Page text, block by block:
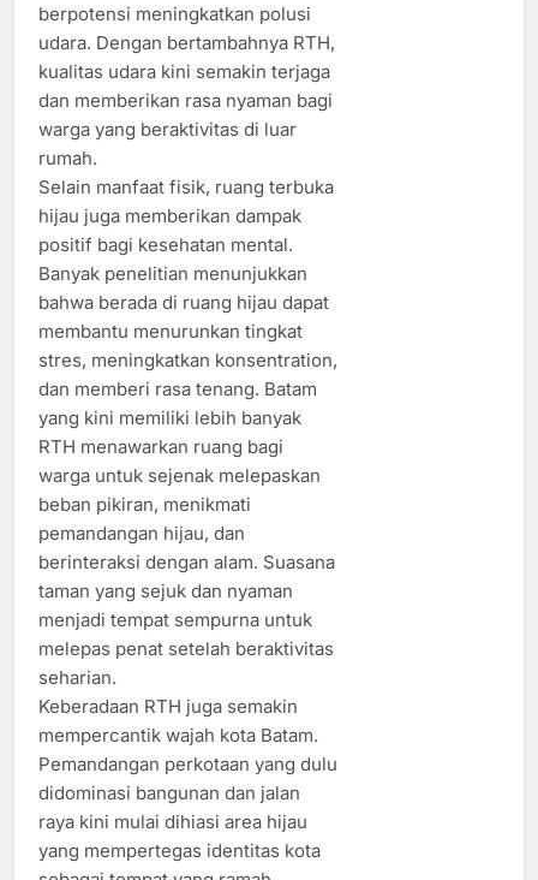
berpotensi meningkatkan polusi
udara. Dengan bertambahnya RTH,
kualitas udara kini semakin terjaga
dan memberikan rasa nyaman bagi
warga yang beraktivitas di luar
rumah.
Selain manfaat fisik, ruang terbuka
hijau juga memberikan dampak
positif bagi kesehatan mental.
Banyak penelitian menunjukkan
bahwa berada di ruang hijau dapat
membantu menurunkan tingkat
stres, meningkatkan konsentration,
dan memberi rasa tenang. Batam
yang kini memiliki lebih banyak
RTH menawarkan ruang bagi
warga untuk sejenak melepaskan
beban pikiran, menikmati
pemandangan hijau, dan
berinteraksi dengan alam. Suasana
taman yang sejuk dan nyaman
menjadi tempat sempurna untuk
melepas penat setelah beraktivitas
seharian.
Keberadaan RTH juga semakin
mempercantik wajah kota Batam.
Pemandangan perkotaan yang dulu
didominasi bangunan dan jalan
raya kini mulai dihiasi area hijau
yang mempertegas identitas kota